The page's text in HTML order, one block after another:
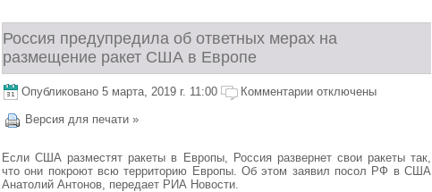
Россия предупредила об ответных мерах на
размещение ракет США в Европе
Опубликовано 5 марта, 2019 г. 11:00 Комментарии отключены
Версия для печати »
Если США разместят ракеты в Европы, Россия развернет свои ракеты так,
что они покроют всю территорию Европы. Об этом заявил посол РФ в США
Анатолий Антонов, передает РИА Новости.